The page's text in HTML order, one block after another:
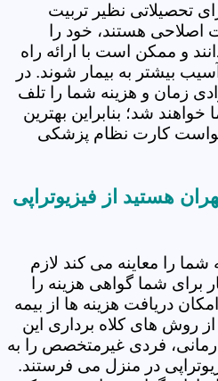
تحصیلاتی نظیر تربیت
اصلاحی هستند، خود را
و ممکن است با ارائه راه
بیشتر به بیمار شوند. در
زمان و هزینه شما را تلف
شد؛ بنابراین بهترین
کارت نظام پزشکی
ساکن منطقه 19 تهران هستید از فیزیوتراپی
شما را معاینه می کند لازم
برای شما گواهی هزینه را
دریافت هزینه ها از بیمه
روش های کلاه برداری این
فردی غیرمتخصص را به
در منزل می فرستند.